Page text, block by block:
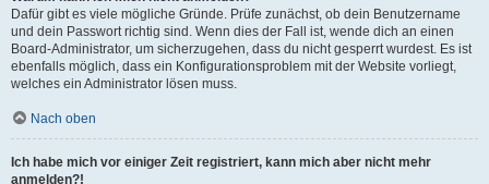
Dafür gibt es viele mögliche Gründe. Prüfe zunächst, ob dein Benutzername
und dein Passwort richtig sind. Wenn dies der Fall ist, wende dich an einen
Board-Administrator, um sicherzugehen, dass du nicht gesperrt wurdest. Es ist
ebenfalls möglich, dass ein Konfigurationsproblem mit der Website vorliegt,
welches ein Administrator lösen muss.
Nach oben
Ich habe mich vor einiger Zeit registriert, kann mich aber nicht mehr
anmelden?!